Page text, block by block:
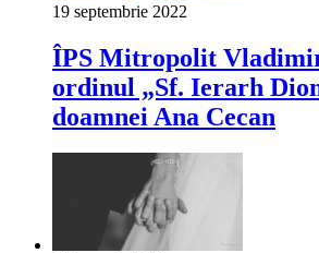
19 septembrie 2022
ÎPS Mitropolit
ordinul „Sf. Ierarh
doamnei Ana Cecan